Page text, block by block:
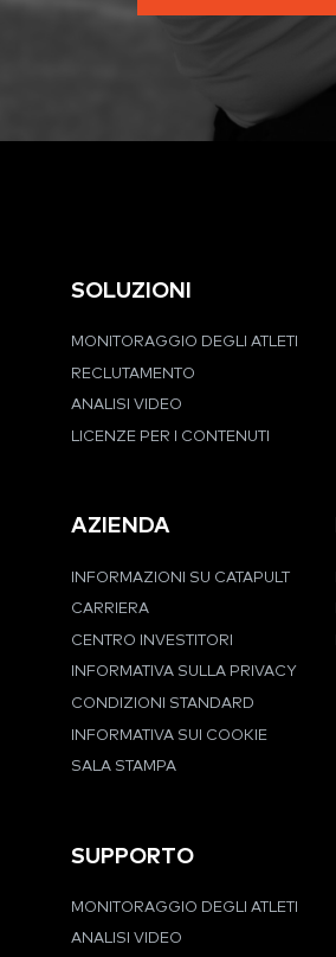
SOLUZIONI
MONITORAGGIO DEGLI ATLETI
RECLUTAMENTO
ANALISI VIDEO
LICENZE PER I CONTENUTI
AZIENDA
INFORMAZIONI SU CATAPULT
CARRIERA
CENTRO INVESTITORI
INFORMATIVA SULLA PRIVACY
CONDIZIONI STANDARD
INFORMATIVA SUI COOKIE
SALA STAMPA
SUPPORTO
MONITORAGGIO DEGLI ATLETI
ANALISI VIDEO